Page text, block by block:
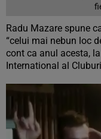
Radu Mazare spune
“celui mai nebun loc
cont ca anul acesta,
International al